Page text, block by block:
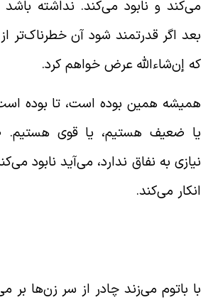
و نابود می‌کند. نداشته باشد
اگر قدرتمند شود آن خطرناک‌تر از
إن‌شاء‌الله عرض خواهم کرد.
همین بوده است، تا بوده
ضعیف هستیم، یا قوی هستیم.
به نفاق ندارد، می‌آید نابود
می‌کند.
باتوم می‌زند چادر از سر زن‌ها بر